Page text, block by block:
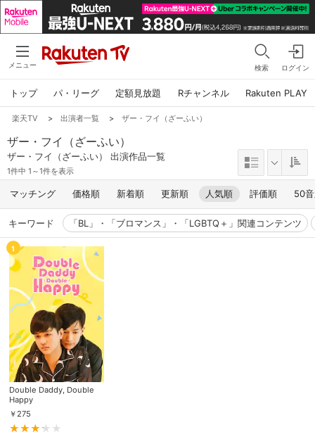
メニュー 検索 ログイン
トップ パ・リーグ 定額見放題 Rチャンネル Rakuten PLAY
楽天TV > 出演者一覧 > ザー・フイ（ざーふい）
ザー・フイ（ざーふい）
ザー・フイ（ざーふい） 出演作品一覧
1件中 1～1件を表示
マッチング 価格順 新着順 更新順 人気順 評価順 50
キーワード 「BL」・「ブロマンス」・「LGBTQ＋」関連コンテンツ
1
Double Daddy, Double
Happy
￥ 275